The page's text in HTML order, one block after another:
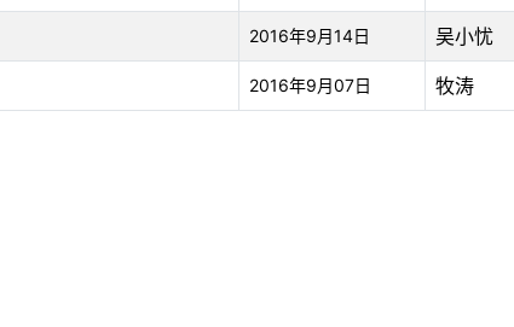
2016年9月14日 吴小忧
2016年9月07日 牧涛